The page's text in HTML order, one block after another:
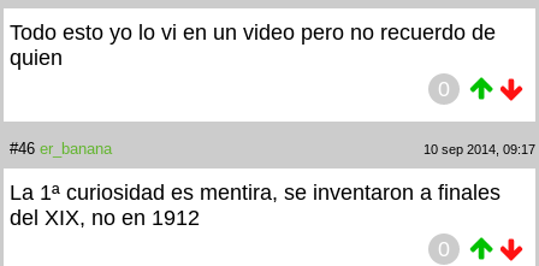
Todo esto yo lo vi en un video pero no recuerdo de
quien
0
#46 er_banana 10 sep 2014, 09:17
La 1ª curiosidad es mentira, se inventaron a finales
del XIX, no en 1912
0